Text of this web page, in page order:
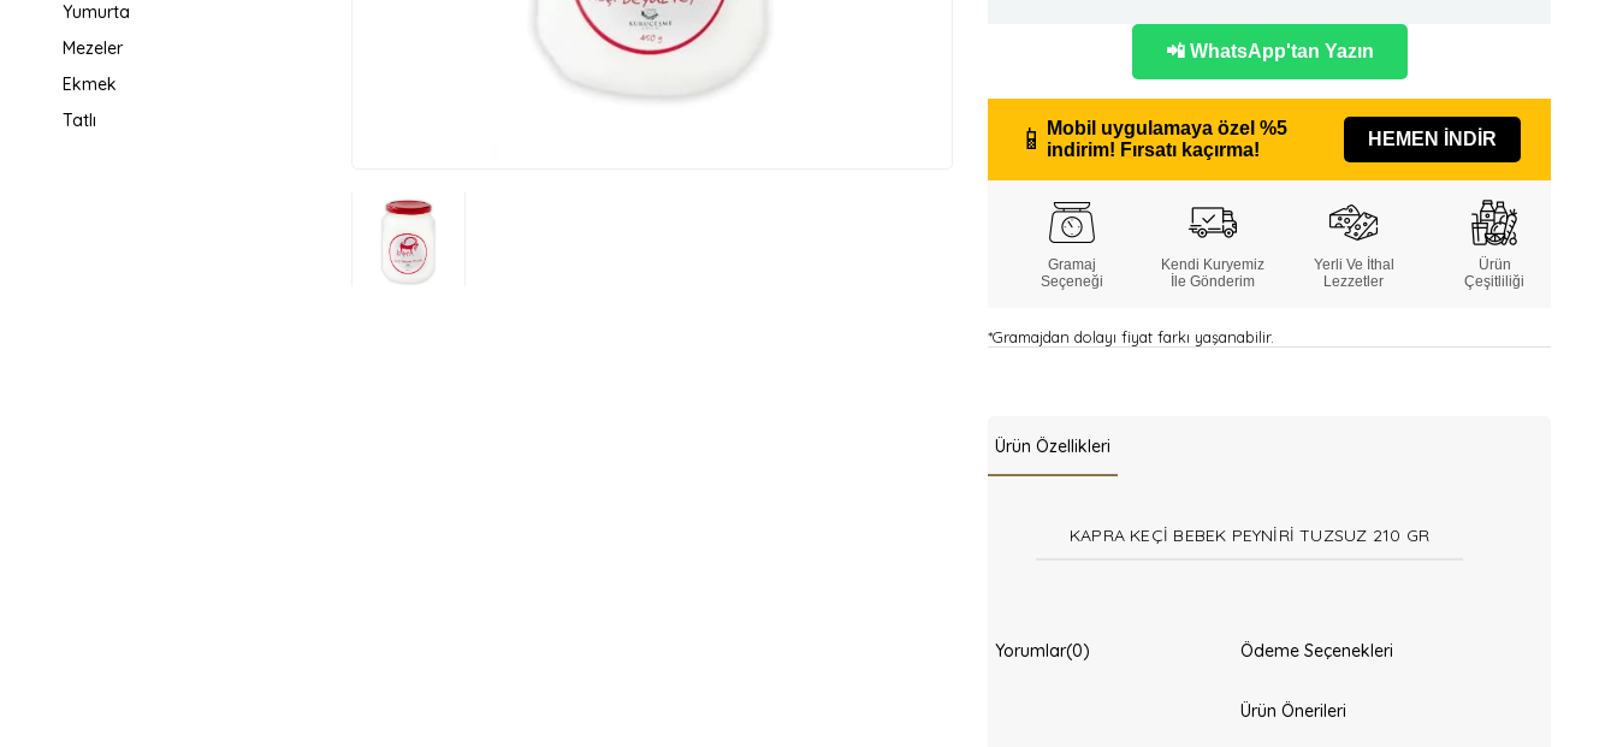
Yumurta
Mezeler
Ekmek
Tatlı
📲 WhatsApp'tan Yazın
📱 Mobil uygulamaya özel %5
indirim! Fırsatı kaçırma!
HEMEN İNDİR
Gramaj
Seçeneği
Kendi Kuryemiz
İle Gönderim
Yerli Ve İthal
Lezzetler
Ürün
Çeşitliliği
*Gramajdan dolayı fiyat farkı yaşanabilir.
Ürün Özellikleri
KAPRA KEÇİ BEBEK PEYNİRİ TUZSUZ 210 GR
Yorumlar(0) Ödeme Seçenekleri
Ürün Önerileri